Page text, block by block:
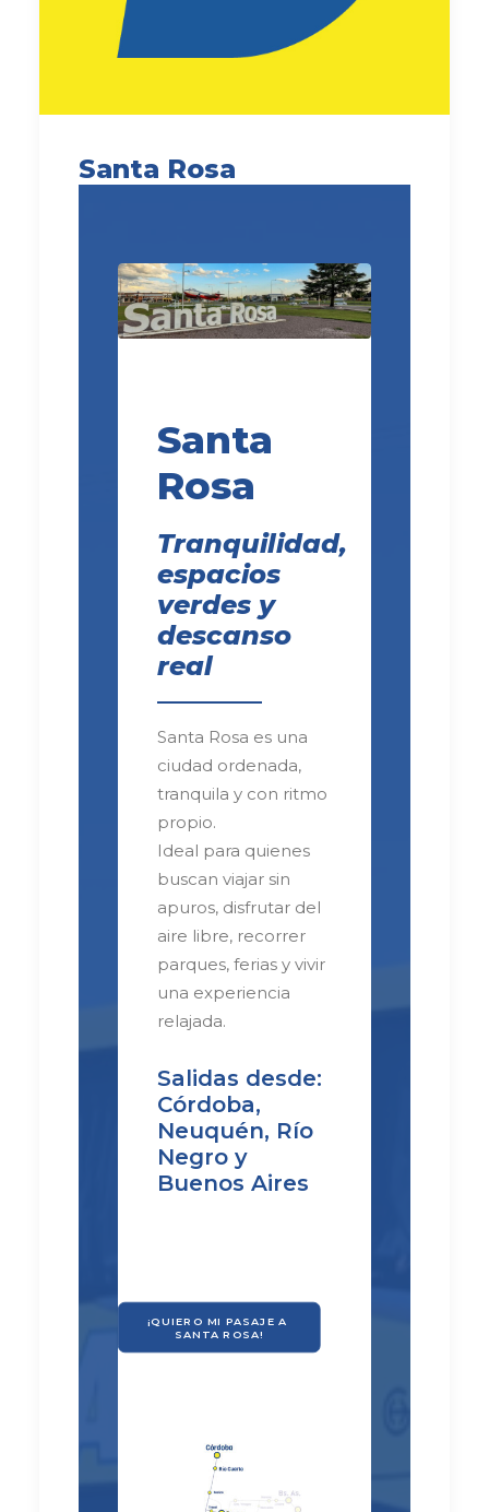
Santa Rosa
Santa
Rosa
Tranquilidad,
espacios
verdes y
descanso
real
Santa Rosa es una
ciudad ordenada,
tranquila y con ritmo
propio.
Ideal para quienes
buscan viajar sin
apuros, disfrutar del
aire libre, recorrer
parques, ferias y vivir
una experiencia
relajada.
Salidas desde:
Córdoba,
Neuquén, Río
Negro y
Buenos Aires
¡QUIERO MI PASAJE A
SANTA ROSA!